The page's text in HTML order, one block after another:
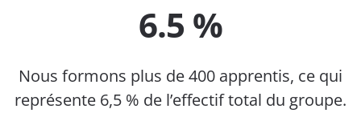
6.5 %
Nous formons plus de 400 apprentis, ce qui
représente 6,5 % de l’effectif total du groupe.